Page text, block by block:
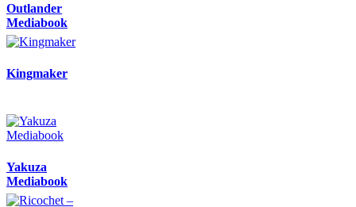
Outlander
Mediabook
Kingmaker
Yakuza
Mediabook